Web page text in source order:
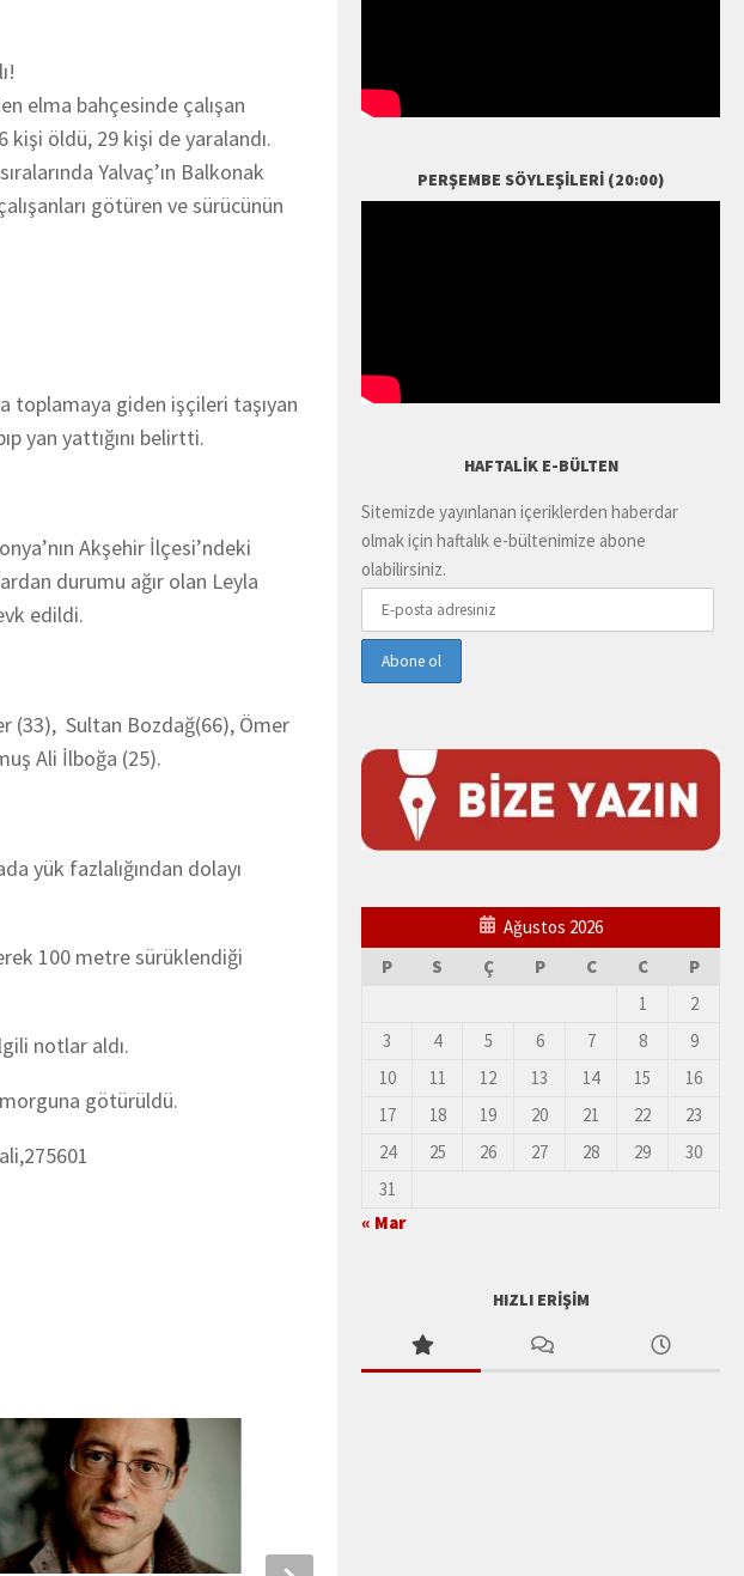
elma bahçesinde çalışan
öldü, 29 kişi de yaralandı.
Yalvaç’ın Balkonak
götüren ve sürücünün
toplamaya giden işçileri taşıyan
yan yattığını belirtti.
Akşehir İlçesi’ndeki
durumu ağır olan Leyla
edildi.
(33), Sultan Bozdağ(66), Ömer
Ali İlboğa (25).
yük fazlalığından dolayı
100 metre sürüklendiği
notlar aldı.
morguna götürüldü.
PERŞEMBE SÖYLEŞILERI (20:00)
HAFTALIK E-BÜLTEN
Sitemizde yayınlanan içeriklerden haberdar
olmak için haftalık e-bültenimize abone
olabilirsiniz.
Ağustos 2026
P
S Ç P C C
P
1
2
3
4 5 6 7 8
9
10
11 12 13 14 15
16
17
18 19 20 21 22
23
24
25 26 27 28 29
30
31
« Mar
HIZLI ERIŞIM